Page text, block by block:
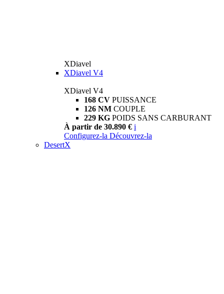
XDiavel
XDiavel V4
XDiavel V4
168 CV PUISSANCE
126 NM COUPLE
229 KG POIDS SANS CARBURANT
À partir de 30.890 € i
Configurez-la Découvrez-la
DesertX